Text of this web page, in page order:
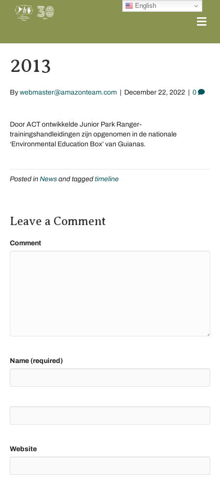
2013
By webmaster@amazonteam.com December 22, 2022 0
Door ACT ontwikkelde Junior Park Ranger-
trainingshandleidingen zijn opgenomen in de nationale
‘Environmental Education Box’ van Guianas.
Posted in News and tagged timeline
Leave a Comment
Comment
Name (required)
Website
English